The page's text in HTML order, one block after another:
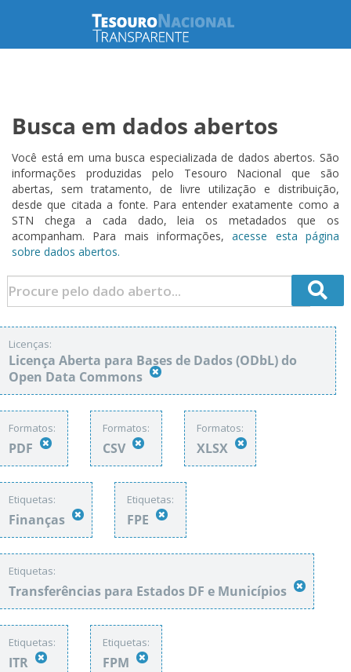
Busca em dados abertos
Você está em uma busca especializada de dados abertos. São
informações produzidas pelo Tesouro Nacional que são
abertas, sem tratamento, de livre utilização e distribuição,
desde que citada a fonte. Para entender exatamente como a
STN chega a cada dado, leia os metadados que os
acompanham. Para mais informações,acesse esta página
sobre dados abertos.
Licenças:
Licença Aberta para Bases de Dados (ODbL) do
Open Data Commons
Formatos:
PDF
Formatos:
CSV
Formatos:
XLSX
Etiquetas:
Finanças
Etiquetas:
FPE
Etiquetas:
Transferências para Estados DF e Municípios
Etiquetas:
ITR
Etiquetas:
FPM